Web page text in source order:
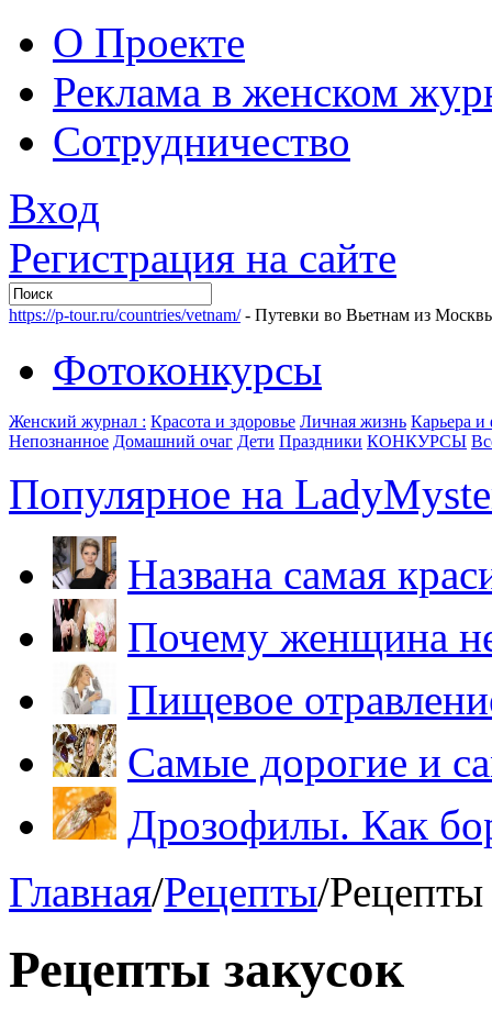
О Проекте
Реклама в женском
Сотрудничество
Вход
Регистрация на сайте
https://p-tour.ru/countries/vetnam/- Путевки во Вьетнам из
Фотоконкурсы
Женский журнал : Красота и здоровье Личная жизнь Карьера
Непознанное Домашний очаг Дети Праздники КОНКУРСЫ
Популярное на
Названа самая
Почему женщина
Пищевое
Самые дорогие и
Дрозофилы. Как
Главная/Рецепты/Рецепты
Рецепты закусок